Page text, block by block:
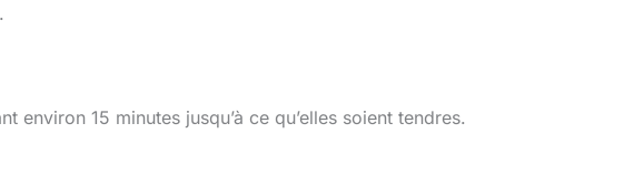
environ 15 minutes jusqu’à ce qu’elles soient tendres.